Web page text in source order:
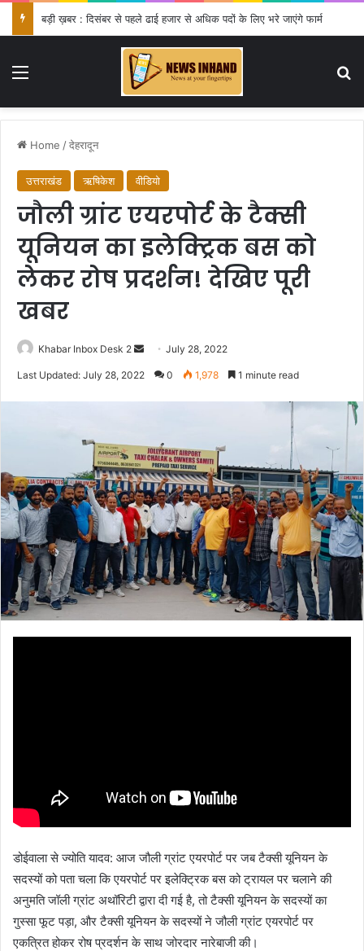
बड़ी ख़बर : दिसंबर से पहले ढाई हजार से अधिक पदों के लिए भरे जाएंगे फार्म
Menu
Home /देहरादून
उत्तराखंड ऋषिकेश वीडियो
जौली ग्रांट एयरपोर्ट के टैक्सी
यूनियन का इलेक्ट्रिक बस को
लेकर रोष प्रदर्शन! देखिए पूरी
खबर
Khabar Inbox Desk 2
SendJuly 28, 2022
Last Updated: July 28, 2022 0 1,978 1 minute read
डोईवाला से ज्योति यादव: आज जौली ग्रांट एयरपोर्ट पर जब टैक्सी यूनियन के
सदस्यों को पता चला कि एयरपोर्ट पर इलेक्ट्रिक बस को ट्रायल पर चलाने की
अनुमति जॉली ग्रांट अथॉरिटी द्वारा दी गई है, तो टैक्सी यूनियन के सदस्यों का
गुस्सा फूट पड़ा, और टैक्सी यूनियन के सदस्यों ने जौली ग्रांट एयरपोर्ट पर
एकत्रित होकर रोष प्रदर्शन के साथ जोरदार नारेबाजी की।